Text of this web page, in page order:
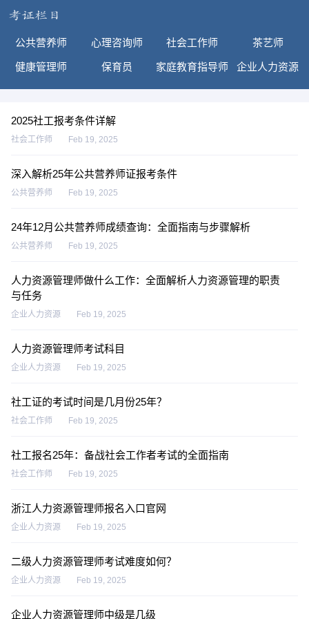
公共营养师 心理咨询师 社会工作师 茶艺师
健康管理师 保育员 家庭教育指导师 企业人力资源
2025社工报考条件详解
社会工作师 Feb 19, 2025
深入解析25年公共营养师证报考条件
公共营养师 Feb 19, 2025
24年12月公共营养师成绩查询：全面指南与步骤解析
公共营养师 Feb 19, 2025
人力资源管理师做什么工作：全面解析人力资源管理的职责
与任务
企业人力资源 Feb 19, 2025
人力资源管理师考试科目
企业人力资源 Feb 19, 2025
社工证的考试时间是几月份25年？
社会工作师 Feb 19, 2025
社工报名25年：备战社会工作者考试的全面指南
社会工作师 Feb 19, 2025
浙江人力资源管理师报名入口官网
企业人力资源 Feb 19, 2025
二级人力资源管理师考试难度如何？
企业人力资源 Feb 19, 2025
企业人力资源管理师中级是几级